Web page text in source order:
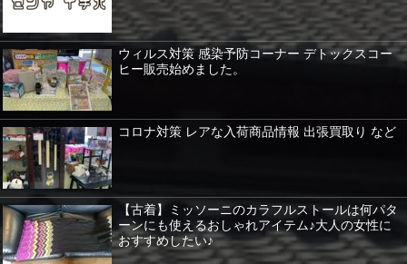
ウィルス対策 感染予防コーナー デトックスコー
ヒー販売始めました。
コロナ対策 レアな入荷商品情報 出張買取り など
【古着】ミッソーニのカラフルストールは何パタ
ーンにも使えるおしゃれアイテム♪大人の女性に
おすすめしたい♪